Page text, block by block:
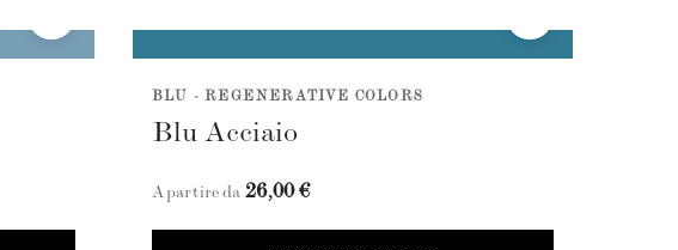
BLU - REGENERATIVE COLORS
Blu Acciaio
A partire da 26,00 €